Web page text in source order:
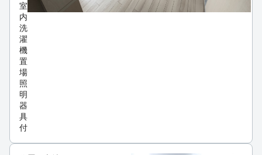
室
内
洗
濯
機
置
場
照
明
器
具
付